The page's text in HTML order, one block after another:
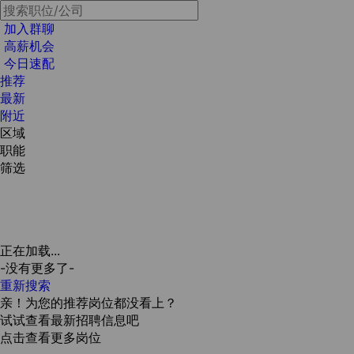
加入群聊
高薪机会
今日速配
推荐
最新
附近
区域
职能
筛选
正在加载...
-没有更多了-
重新搜索
亲！为您的推荐岗位都没看上？
试试查看最新招聘信息吧
点击查看更多岗位